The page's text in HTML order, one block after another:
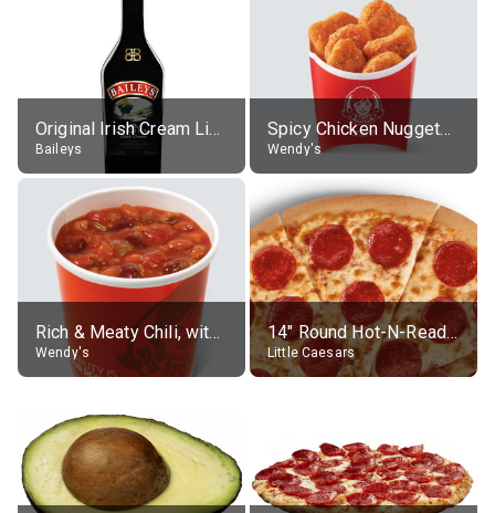
Original Irish Cream Liqueur (17% alc.)
Baileys
Spicy Chicken Nuggets, without sauce
Wendy's
Rich & Meaty Chili, without toppings, large
Wendy's
14" Round Hot-N-Ready Pepperoni Pizza
Little Caesars